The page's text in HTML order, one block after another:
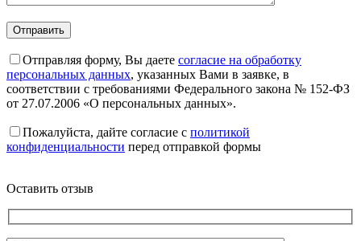
Отправляя форму, Вы даете согласие на обработку
персональных данных, указанных Вами в заявке, в
соответствии с требованиями Федерального закона № 152-ФЗ
от 27.07.2006 «О персональных данных».
Пожалуйста, дайте согласие c политикой
конфиденциальности перед отправкой формы
Оставить отзыв